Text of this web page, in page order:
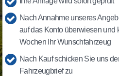
Nach Annahme unseres
auf das Konto überwiesen und
Wochen Ihr Wunschfahrzeug
Nach Kauf schicken Sie uns
Fahrzeugbrief zu